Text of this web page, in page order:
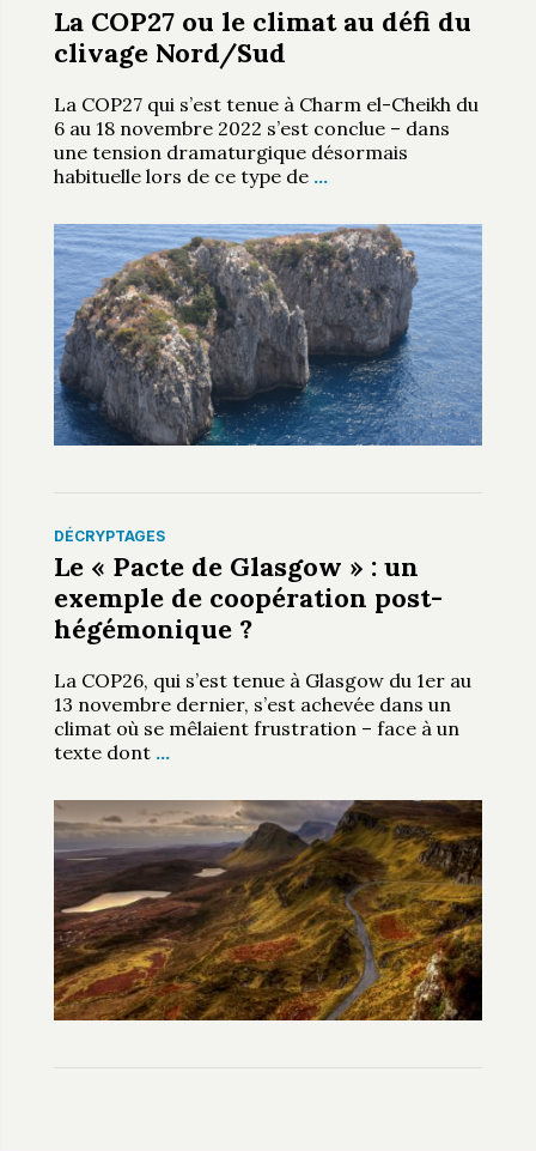
La COP27 ou le climat au défi du
clivage Nord/Sud
La COP27 qui s’est tenue à Charm el-Cheikh du
6 au 18 novembre 2022 s’est conclue – dans
une tension dramaturgique désormais
habituelle lors de ce type de …
DÉCRYPTAGES
Le « Pacte de Glasgow » : un
exemple de coopération post-
hégémonique ?
La COP26, qui s’est tenue à Glasgow du 1er au
13 novembre dernier, s’est achevée dans un
climat où se mêlaient frustration – face à un
texte dont …